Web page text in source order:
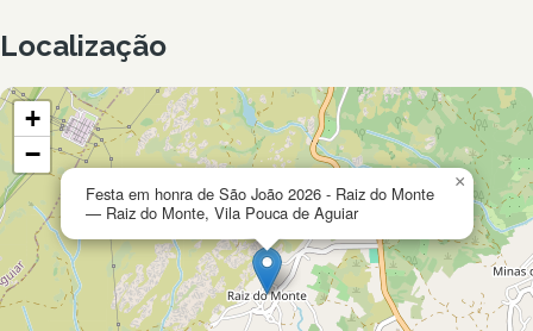
Localização
Festa em honra de São João 2026 - Raiz do Monte
— Raiz do Monte, Vila Pouca de Aguiar
×
+
−